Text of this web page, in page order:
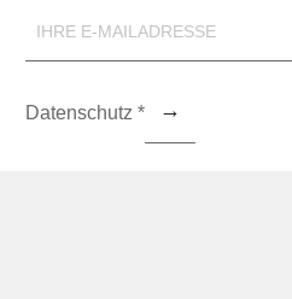
Datenschutz *